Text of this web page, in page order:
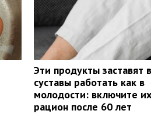
Эти продукты заставят
суставы работать как в
молодости: включите
рацион после 60 лет